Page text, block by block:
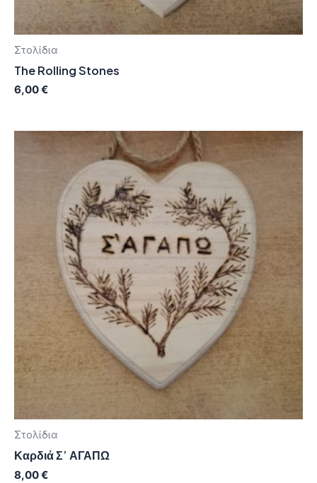
Στολίδια
The Rolling Stones
6,00€
Στολίδια
Καρδιά Σ’ ΑΓΑΠΩ
8,00€